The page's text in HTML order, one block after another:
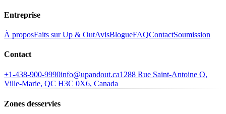
Entreprise
À proposFaits sur Up & OutAvisBlogueFAQContactSoumission
Contact
+1-438-900-9990info@upandout.ca1288 Rue Saint-Antoine O,
Ville-Marie, QC H3C 0X6, Canada
Zones desservies